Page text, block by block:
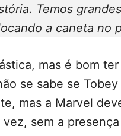
Temos
a caneta no
mas é bom
se sabe se
mas a Marvel
sem a